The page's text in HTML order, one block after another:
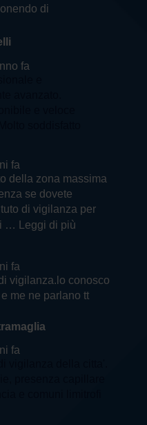
di
fa
fa
della zona massima
se dovete
di vigilanza per
… Leggi di più
fa
vigilanza.lo conosco
me ne parlano tt
fa